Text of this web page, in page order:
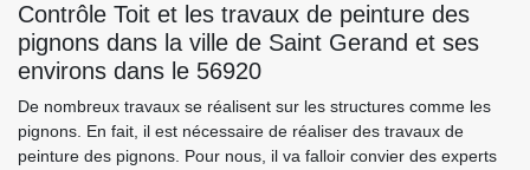
Contrôle Toit et les travaux de peinture des
pignons dans la ville de Saint Gerand et ses
environs dans le 56920
De nombreux travaux se réalisent sur les structures comme les
pignons. En fait, il est nécessaire de réaliser des travaux de
peinture des pignons. Pour nous, il va falloir convier des experts